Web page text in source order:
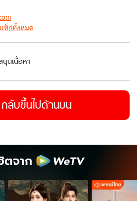
ท็กทั้งหมด
นเนื้อหา
กลับขึ้นไปด้านบน
ตจาก